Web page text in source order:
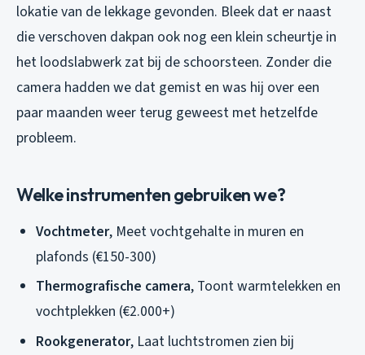
lokatie van de lekkage gevonden. Bleek dat er naast
die verschoven dakpan ook nog een klein scheurtje in
het loodslabwerk zat bij de schoorsteen. Zonder die
camera hadden we dat gemist en was hij over een
paar maanden weer terug geweest met hetzelfde
probleem.
Welke instrumenten gebruiken we?
Vochtmeter, Meet vochtgehalte in muren en
plafonds (€150-300)
Thermografische camera, Toont warmtelekken en
vochtplekken (€2.000+)
Rookgenerator, Laat luchtstromen zien bij